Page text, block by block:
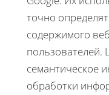
точно
содержимого
пользователей.
семантическое
обработки